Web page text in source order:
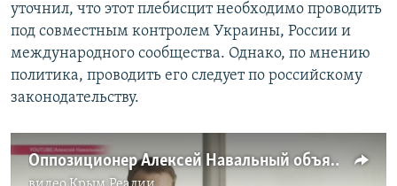
уточнил, что этот плебисцит необходимо проводить
под совместным контролем Украины, России и
международного сообщества. Однако, по мнению
политика, проводить его следует по российскому
законодательству.
Оппозиционер Алексей Навальный объявил, что пойдет в президенты России (видео)